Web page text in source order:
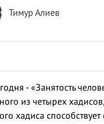
Тимур Алиев
- «Занятость
из четырех
хадиса